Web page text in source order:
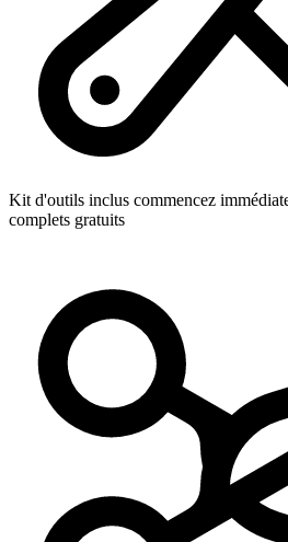
Kit d'outils inclus commencez
complets gratuits